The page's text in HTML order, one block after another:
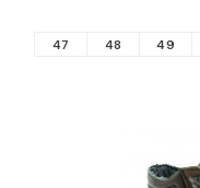
47 48 49